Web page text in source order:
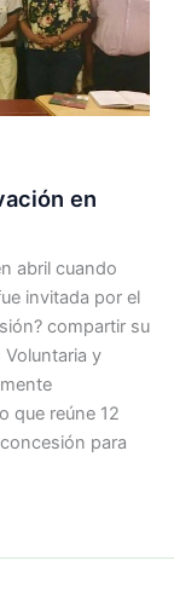
en
abril cuando
invitada por el
compartir su
y
que reúne 12
para